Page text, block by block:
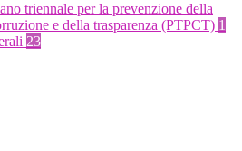
triennale per la prevenzione della
e della trasparenza (PTPCT) 1
23